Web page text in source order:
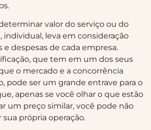
valor do serviço ou do
individual, leva em consideração
e despesas de cada empresa.
que tem em um dos seus
o mercado e a concorrência
pode ser um grande entrave para o
apenas se você olhar o que estão
um preço similar, você pode não
própria operação.